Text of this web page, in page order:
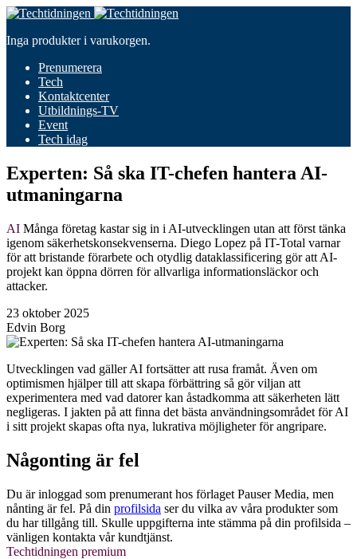
Inga produkter i varukorgen.
Prenumerera
Tech
Kontaktcenter
Utbildnings-TV
Event
Tech idag
Experten: Så ska IT-chefen hantera AI-
utmaningarna
AI Många företag kastar sig in i AI-utvecklingen utan att först tänka
igenom säkerhetskonsekvenserna. Diego Lopez på IT-Total varnar
för att bristande förarbete och otydlig dataklassificering gör att AI-
projekt kan öppna dörren för allvarliga informationsläckor och
attacker.
23 oktober 2025
Edvin Borg
Utvecklingen vad gäller AI fortsätter att rusa framåt. Även om
optimismen hjälper till att skapa förbättring så gör viljan att
experimentera med vad datorer kan åstadkomma att säkerheten lätt
negligeras. I jakten på att finna det bästa användningsområdet för AI
i sitt projekt skapas ofta nya, lukrativa möjligheter för angripare.
Någonting är fel
Du är inloggad som prenumerant hos förlaget Pauser Media, men
nånting är fel. På din profilsida ser du vilka av våra produkter som
du har tillgång till. Skulle uppgifterna inte stämma på din profilsida –
vänligen kontakta vår kundtjänst.
Techtidningen premium